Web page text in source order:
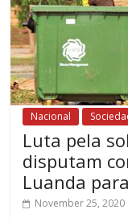
Nacional
Luta pela
disputam
Luanda
November 25, 2020